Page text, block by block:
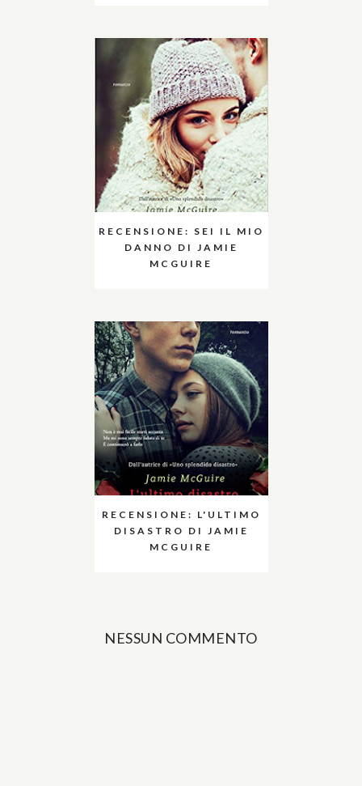
RECENSIONE: SEI IL MIO
DANNO DI JAMIE
MCGUIRE
RECENSIONE: L'ULTIMO
DISASTRO DI JAMIE
MCGUIRE
NESSUN COMMENTO